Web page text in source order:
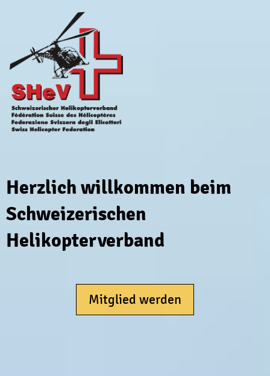
Herzlich willkommen beim
Schweizerischen
Helikopterverband
Mitglied werden